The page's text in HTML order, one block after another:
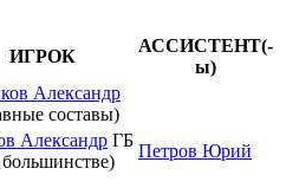
ИГРОК
АССИСТЕНТ(-
ы)
Александр
составы)
Александр ГБ
Петров Юрий